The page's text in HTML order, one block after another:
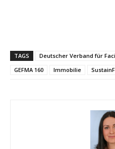
TAGS Deutscher Verband für
GEFMA 160
Immobilie